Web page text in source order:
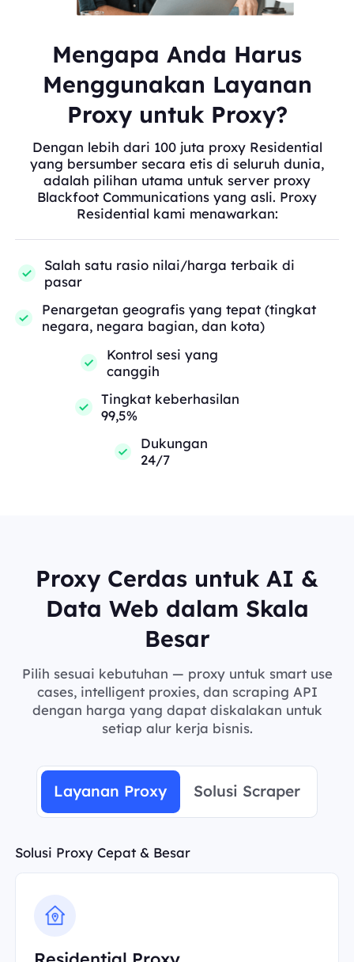
Mengapa Anda Harus
Menggunakan Layanan
Proxy untuk Proxy?
Dengan lebih dari 100 juta proxy Residential
yang bersumber secara etis di seluruh dunia,
adalah pilihan utama untuk server proxy
Blackfoot Communications yang asli. Proxy
Residential kami menawarkan:
Salah satu rasio nilai/harga terbaik di
pasar
Penargetan geografis yang tepat (tingkat
negara, negara bagian, dan kota)
Kontrol sesi yang
canggih
Tingkat keberhasilan
99,5%
Dukungan
24/7
Proxy Cerdas untuk AI &
Data Web dalam Skala
Besar
Pilih sesuai kebutuhan — proxy untuk smart use
cases, intelligent proxies, dan scraping API
dengan harga yang dapat diskalakan untuk
setiap alur kerja bisnis.
Layanan Proxy Solusi Scraper
Solusi Proxy Cepat & Besar